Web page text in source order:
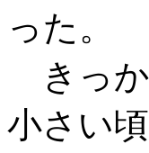
った。
きっか
小さい